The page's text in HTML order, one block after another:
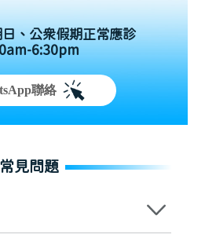
、公眾假期正常應診
6:30pm
聯絡
常見問題
大學校訓，各分院匯聚來自香港、內地的